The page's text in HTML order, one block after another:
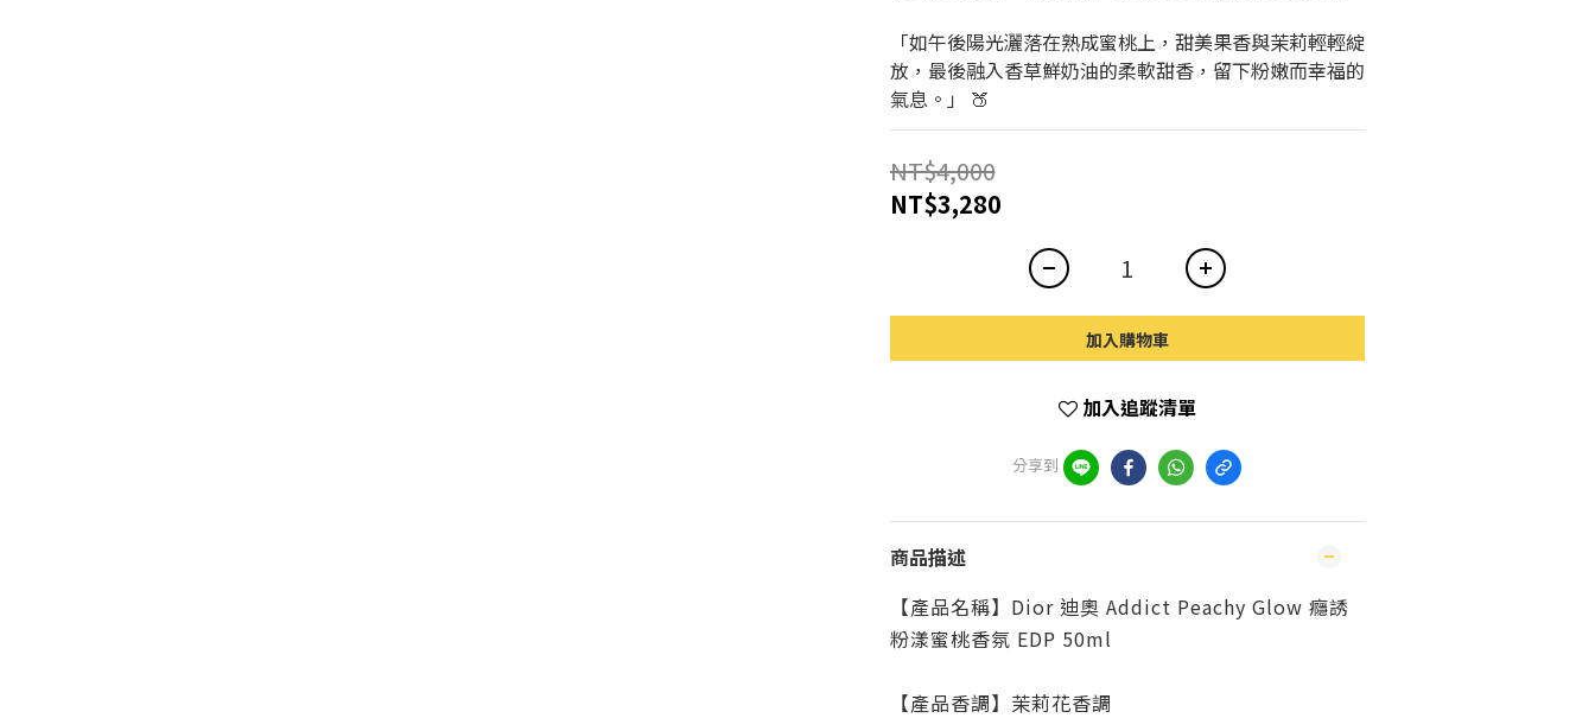
「如午後陽光灑落在熟成蜜桃上，甜美果香與茉莉輕輕綻
放，最後融入香草鮮奶油的柔軟甜香，留下粉嫩而幸福的
氣息。」 🍑
NT$4,000
NT$3,280
加入購物車
加入追蹤清單
分享到
商品描述
【產品名稱】Dior 迪奧 Addict Peachy Glow 癮誘
粉漾蜜桃香氛 EDP 50ml
【產品香調】茉莉花香調